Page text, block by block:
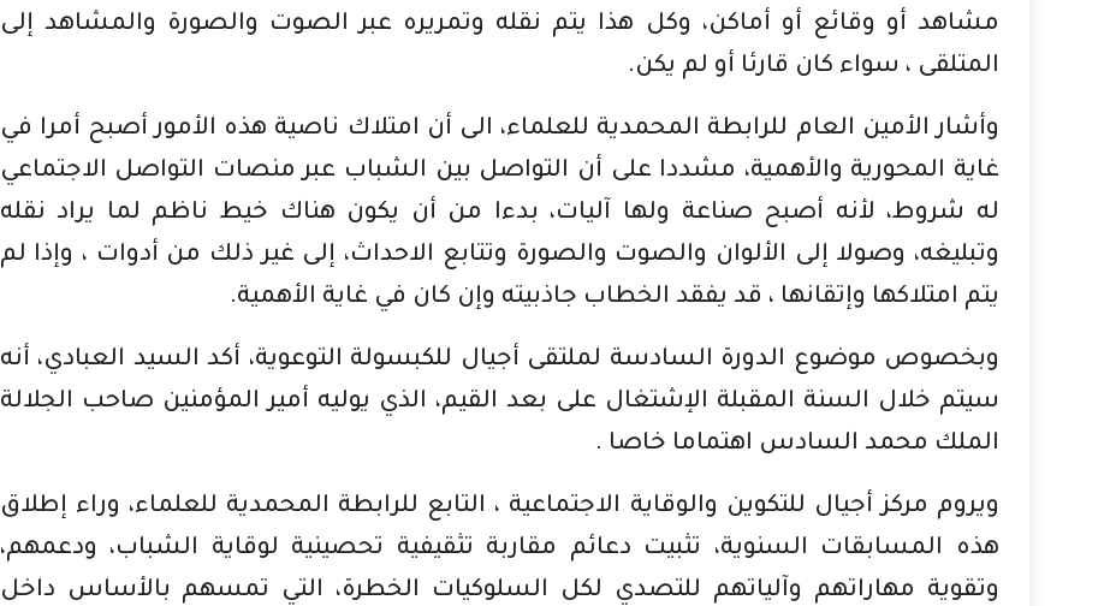
مشاهد أو وقائع أو أماكن، وكل هذا يتم نقله وتمريره عبر الصوت والصورة والمشاهد إلى
المتلقى ، سواء كان قارئا أو لم يكن.
وأشار الأمين العام للرابطة المحمدية للعلماء، الى أن امتلاك ناصية هذه الأمور أصبح أمرا في
غاية المحورية والأهمية، مشددا على أن التواصل بين الشباب عبر منصات التواصل الاجتماعي
له شروط، لأنه أصبح صناعة ولها آليات، بدءا من أن يكون هناك خيط ناظم لما يراد نقله
وتبليغه، وصولا إلى الألوان والصوت والصورة وتتابع الاحداث، إلى غير ذلك من أدوات ، وإذا لم
يتم امتلاكها وإتقانها ، قد يفقد الخطاب جاذبيته وإن كان في غاية الأهمية.
وبخصوص موضوع الدورة السادسة لملتقى أجيال للكبسولة التوعوية، أكد السيد العبادي، أنه
سيتم خلال السنة المقبلة الإشتغال على بعد القيم، الذي يوليه أمير المؤمنين صاحب الجلالة
الملك محمد السادس اهتماما خاصا .
ويروم مركز أجيال للتكوين والوقاية الاجتماعية ، التابع للرابطة المحمدية للعلماء، وراء إطلاق
هذه المسابقات السنوية، تثبيت دعائم مقاربة تثقيفية تحصينية لوقاية الشباب، ودعمهم،
وتقوية مهاراتهم وآلياتهم للتصدي لكل السلوكيات الخطرة، التي تمسهم بالأساس داخل